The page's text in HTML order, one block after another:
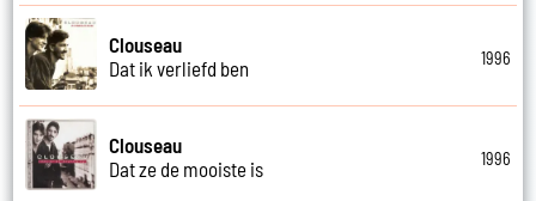
Clouseau
Dat ik verliefd ben
1996
Clouseau
Dat ze de mooiste is
1996